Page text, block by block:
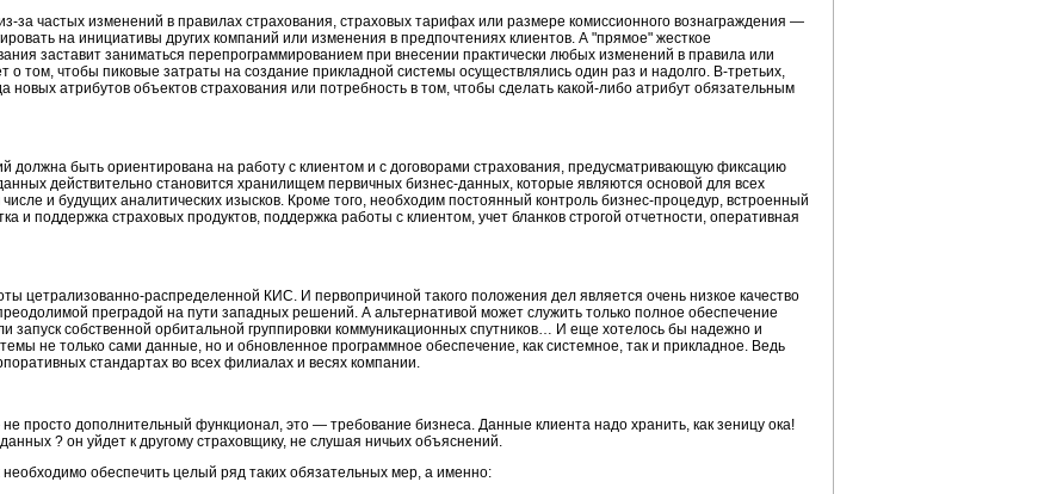
за частых изменений в правилах страхования, страховых тарифах или размере комиссионного вознаграждения —
на инициативы других компаний или изменения в предпочтениях клиентов. А "прямое" жесткое
заставит заниматься перепрограммированием при внесении практически любых изменений в правила или
о том, чтобы пиковые затраты на создание прикладной системы осуществлялись один раз и надолго. В-третьих,
новых атрибутов объектов страхования или потребность в том, чтобы сделать какой-либо атрибут обязательным
должна быть ориентирована на работу с клиентом и с договорами страхования, предусматривающую фиксацию
действительно становится хранилищем первичных бизнес-данных, которые являются основой для всех
и будущих аналитических изысков. Кроме того, необходим постоянный контроль бизнес-процедур, встроенный
и поддержка страховых продуктов, поддержка работы с клиентом, учет бланков строгой отчетности, оперативная
цетрализованно-распределенной КИС. И первопричиной такого положения дел является очень низкое качество
преградой на пути западных решений. А альтернативой может служить только полное обеспечение
запуск собственной орбитальной группировки коммуникационных спутников… И еще хотелось бы надежно и
не только сами данные, но и обновленное программное обеспечение, как системное, так и прикладное. Ведь
стандартах во всех филиалах и весях компании.
просто дополнительный функционал, это — требование бизнеса. Данные клиента надо хранить, как зеницу ока!
данных ? он уйдет к другому страховщику, не слушая ничьих объяснений.
обеспечить целый ряд таких обязательных мер, а именно: